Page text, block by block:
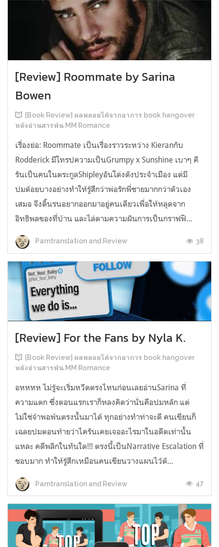
[Review] Roommate by Sarina
Bowen
[Book Review] ผลพลอยได้จากอาการ book hangover
หลังอ่านสารพัน MM Romance
เรื่องย่อ: Roommate เป็นเรื่องราวระหว่าง Kieranกับ
Rodderick มีโทรปความเป็นGrumpy x Sunshine เบาๆ คี
รันเป็นคนในตระกูลShipleyอันโด่งดังประจำเมือง แต่มี
ปมด้อยบางอย่างทำให้รู้สึกว่าพ่อรักพี่ชายมากกว่าตัวเอง
เสมอ จึงดิ้นรนอยากออกมาอยู่คนเดียวเพื่อให้หลุดจาก
อิทธิพลของที่บ้าน และไล่ตามความฝันการเป็นกราฟฟิ...
Parntranslation and Review 38
[Review] For the Fans by Nyla K.
[Book Review] ผลพลอยได้จากอาการ book hangover
หลังอ่านสารพัน MM Romance
อหหหห ไม่รู้จะเริ่มหวีดตรงไหนก่อนเลยอ่านSarina ที่
ความแตก ซึ่งตอนแรกเราก็หลงคิดว่านั่นคือปมหลัก แต่
ไม่ใช่จ้าพอพ้นตรงนั้นมาได้ ทุกอย่างทำท่าจะดี คนเขียนก็
เฉลยปมตอนท้ายว่าไครันเคยเจออะไรมาในอดีตเท่านั้น
แหละ คดีพลิกในทันใด!!! ตรงนี้เป็นNarrative Escalation ที่
ชอบมาก ทำให้รู้สึกเหมือนคนเขียนวางแผนไว้ตั...
Parntranslation and Review 47